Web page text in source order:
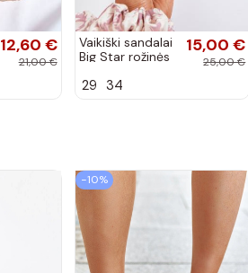
12,60 €
21,00 €
Vaikiški sandalai
Big Star rožinės
15,00 €
25,00 €
29 34
−10%